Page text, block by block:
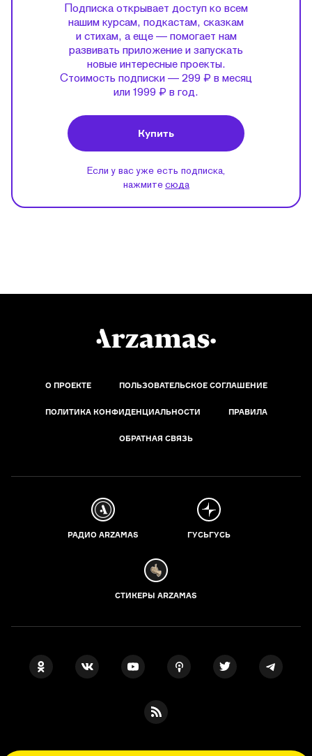
Подписка открывает доступ ко всем
нашим курсам, подкастам, сказкам
и стихам, а еще — помогает нам
развивать приложение и запускать
новые интересные проекты.
Стоимость подписки — 299 ₽ в месяц
или 1999 ₽ в год.
Купить
Если у вас уже есть подписка,
нажмите сюда
О ПРОЕКТЕ ПОЛЬЗОВАТЕЛЬСКОЕ СОГЛАШЕНИЕ
ПОЛИТИКА КОНФИДЕНЦИАЛЬНОСТИ ПРАВИЛА
ОБРАТНАЯ СВЯЗЬ
РАДИО ARZAMAS ГУСЬГУСЬ
СТИКЕРЫ ARZAMAS